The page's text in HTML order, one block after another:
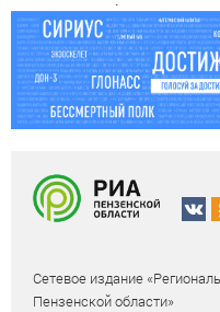
Киева. И освобождал
Сетевое издание
Пензенской области»